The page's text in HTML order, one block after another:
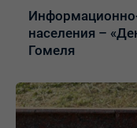
населения –
Гомеля